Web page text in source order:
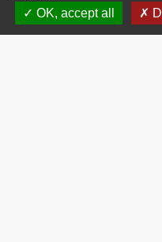
OK, accept all